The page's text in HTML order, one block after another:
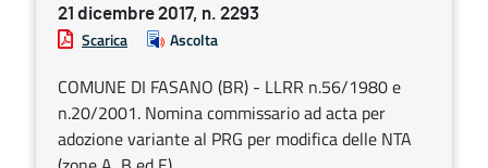
21 dicembre 2017, n. 2293
Scarica Ascolta
COMUNE DI FASANO (BR) - LLRR n.56/1980 e
n.20/2001. Nomina commissario ad acta per
adozione variante al PRG per modifica delle NTA